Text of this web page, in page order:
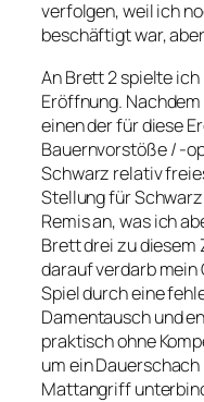
verfolgen, weil ich
beschäftigt war,
An Brett 2 spielte
Eröffnung.
einen der für diese
Bauernvorstöße / -
Schwarz relativ
Stellung für
Remis an, was ich
Brett drei zu diesem
darauf verdarb mein
Spiel durch eine
Damentausch und
praktisch ohne
um ein
Mattangriff